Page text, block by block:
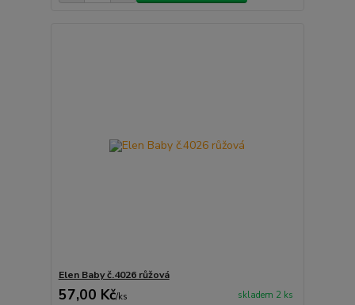
Elen Baby č.4026 růžová
57,00 Kč/ks skladem 2 ks